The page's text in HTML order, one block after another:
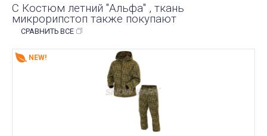
С Костюм летний "Альфа" , ткань
микрорипстоп также покупают
СРАВНИТЬ ВСЕ
NEW!